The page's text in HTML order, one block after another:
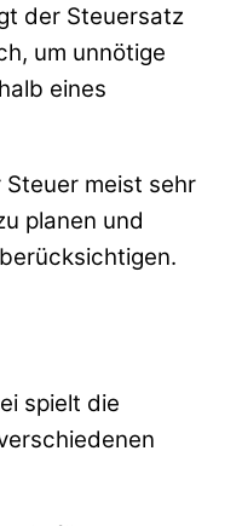
der Steuersatz
um unnötige
eines
meist sehr
planen und
spielt die